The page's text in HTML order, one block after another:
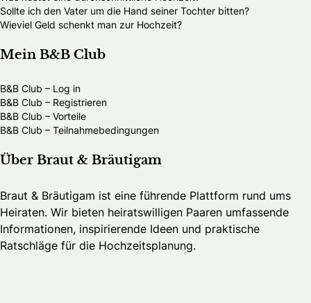
Sollte ich den Vater um die Hand seiner Tochter bitten?
Wieviel Geld schenkt man zur Hochzeit?
Mein B&B Club
B&B Club – Log in
B&B Club – Registrieren
B&B Club – Vorteile
B&B Club – Teilnahmebedingungen
Über Braut & Bräutigam
Braut & Bräutigam ist eine führende Plattform rund ums
Heiraten. Wir bieten heiratswilligen Paaren umfassende
Informationen, inspirierende Ideen und praktische
Ratschläge für die Hochzeitsplanung.